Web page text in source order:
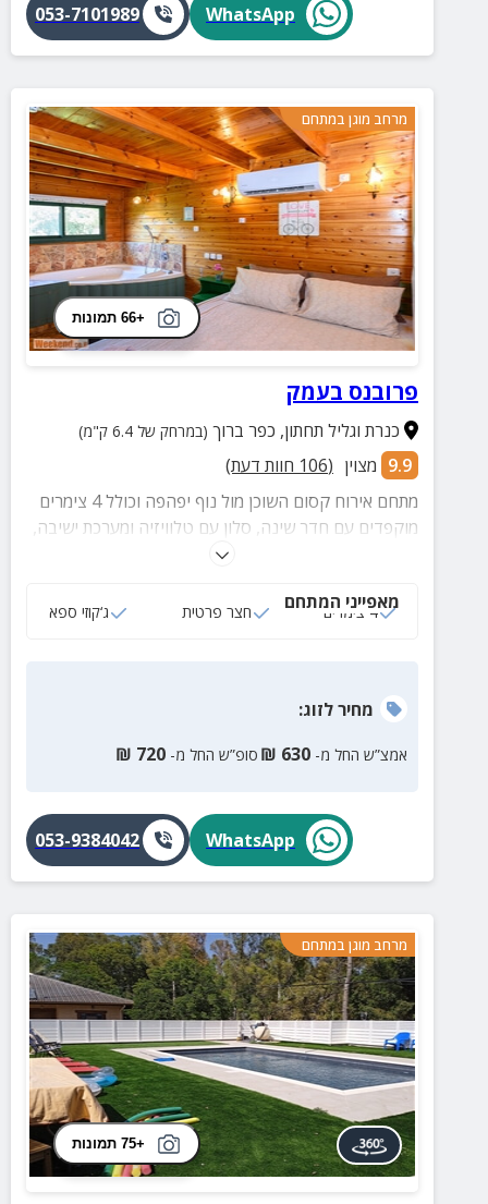
WhatsApp
053-7101989
מרחב מוגן במתחם
+66 תמונות
פרובנס בעמק
כנרת וגליל תחתון, כפר ברוך (במרחק של 6.4 ק"מ)
9.9 מצוין (
106 חוות דעת)
מתחם אירוח קסום השוכן מול נוף יפהפה וכולל 4 צימרים
מוקפדים עם חדר שינה, סלון עם טלוויזיה ומערכת ישיבה,
מטבח מאובזר, חדר רחצה נעים ומתחם חוץ פרטי. במתחם
מאפייני המתחם
4 צימרים חצר פרטית ג‘קוזי ספא
מחירלזוג:
אמצ”ש החל מ- 630
₪ סופ”ש החל מ- 720
₪
WhatsApp
053-9384042
מרחב מוגן במתחם
+75 תמונות